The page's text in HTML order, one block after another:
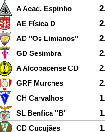
A Acad. Espinho
AE Física D
AD "Os Limianos"
GD Sesimbra
A Alcobacense CD
GRF Murches
CH Carvalhos
SL Benfica "B"
CD Cucujães